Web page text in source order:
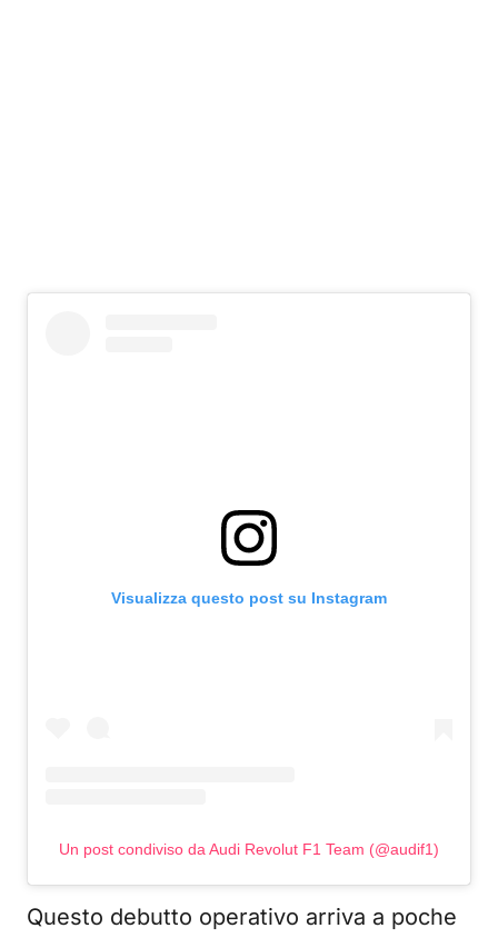
Visualizza questo post su Instagram
Un post condiviso da Audi Revolut F1 Team (@audif1)
Questo debutto operativo arriva a poche